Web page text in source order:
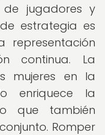
jugadores y
estrategia es
representación
continua. La
mujeres en la
enriquece la
que también
Romper